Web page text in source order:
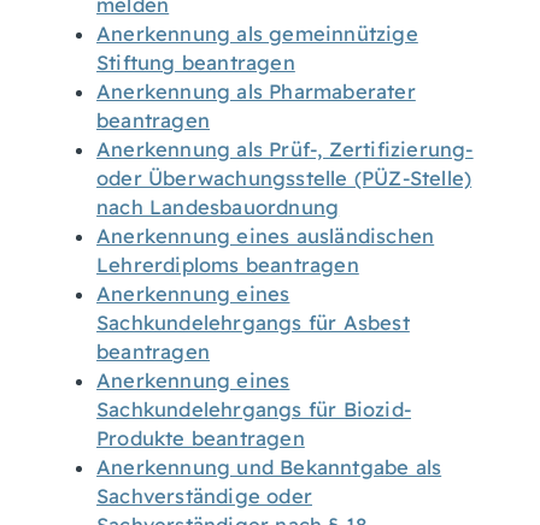
melden
Anerkennung als gemeinnützige
Stiftung beantragen
Anerkennung als Pharmaberater
beantragen
Anerkennung als Prüf-, Zertifizierung-
oder Überwachungsstelle (PÜZ-Stelle)
nach Landesbauordnung
Anerkennung eines ausländischen
Lehrerdiploms beantragen
Anerkennung eines
Sachkundelehrgangs für Asbest
beantragen
Anerkennung eines
Sachkundelehrgangs für Biozid-
Produkte beantragen
Anerkennung und Bekanntgabe als
Sachverständige oder